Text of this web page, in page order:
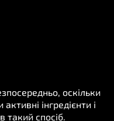
оскільки
інгредієнти і
такий спосіб.